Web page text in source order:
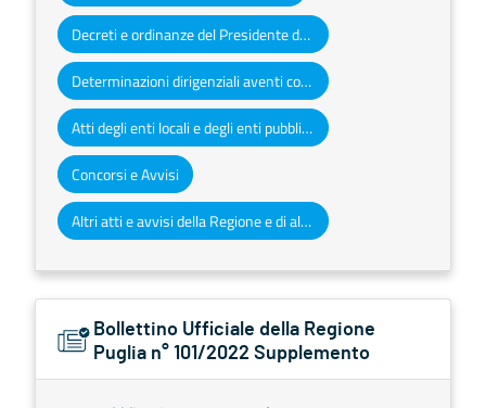
Decreti e ordinanze del Presidente della Giunta regionale
Determinazioni dirigenziali aventi contenuto di interesse generale
Atti degli enti locali e degli enti pubblici e privati
Concorsi e Avvisi
Altri atti e avvisi della Regione e di altri enti pubblici che interessano la collettività regionale
Bollettino Ufficiale della Regione
Puglia n° 101/2022 Supplemento